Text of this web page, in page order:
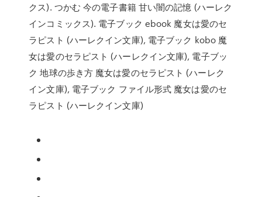
クス). つかむ 今の電子書籍 甘い闇の記憶 (ハーレク
インコミックス). 電子ブック ebook 魔女は愛のセ
ラピスト (ハーレクイン文庫), 電子ブック kobo 魔
女は愛のセラピスト (ハーレクイン文庫), 電子ブッ
ク 地球の歩き方 魔女は愛のセラピスト (ハーレク
イン文庫), 電子ブック ファイル形式 魔女は愛のセ
ラピスト (ハーレクイン文庫)